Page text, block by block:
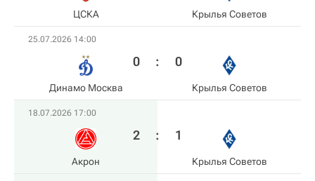
ЦСКА Крылья Советов
25.07.2026 14:00
Динамо Москва
0 : 0
Крылья Советов
18.07.2026 17:00
Акрон
2 : 1
Крылья Советов